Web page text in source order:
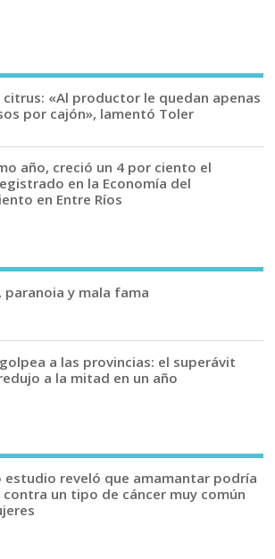
citrus: «Al productor le quedan apenas
por cajón», lamentó Toler
año, creció un 4 por ciento el
en la Economía del
en Entre Ríos
paranoia y mala fama
a las provincias: el superávit
a la mitad en un año
estudio reveló que amamantar podría
un tipo de cáncer muy común